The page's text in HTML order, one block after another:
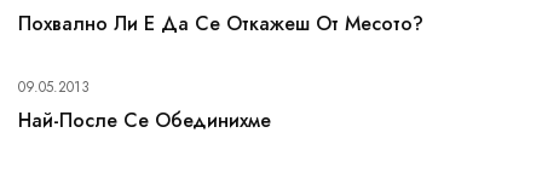
Похвално Ли Е Да Се Откажеш От Месото?
09.05.2013
Най-После Се Обединихме